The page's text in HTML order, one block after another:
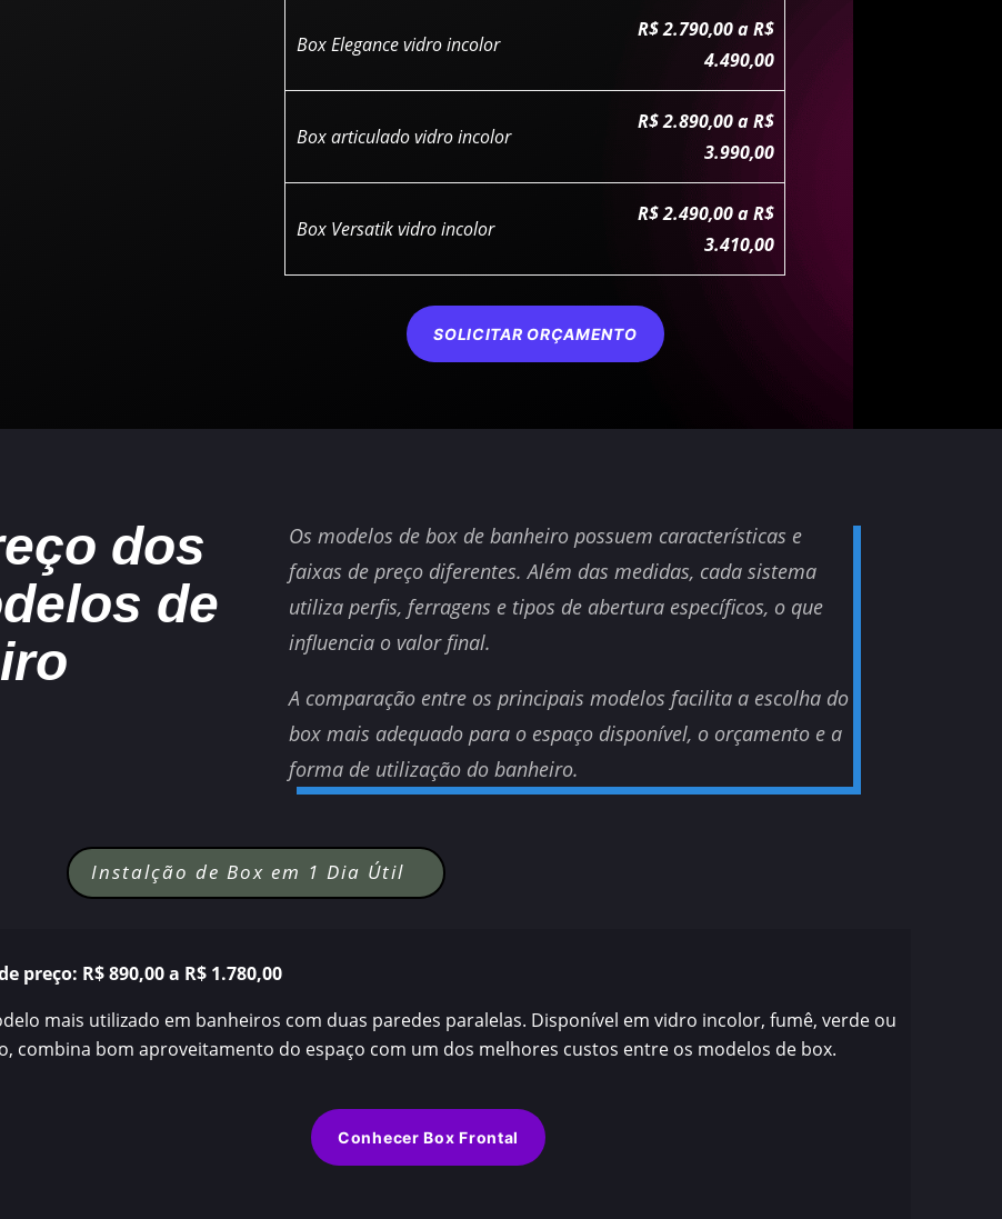
Box Elegance vidro incolor
R$ 2.790,00 a R$
4.490,00
Box articulado vidro incolor
R$ 2.890,00 a R$
3.990,00
Box Versatik vidro incolor
R$ 2.490,00 a R$
3.410,00
SOLICITAR ORÇAMENTO
dos
de
Os modelos de box de banheiro possuem características e
faixas de preço diferentes. Além das medidas, cada sistema
utiliza perfis, ferragens e tipos de abertura específicos, o que
influencia o valor final.
A comparação entre os principais modelos facilita a escolha do
box mais adequado para o espaço disponível, o orçamento e a
forma de utilização do banheiro.
Instalção de Box em 1 Dia Útil
preço: R$ 890,00 a R$ 1.780,00
mais utilizado em banheiros com duas paredes paralelas. Disponível em vidro incolor, fumê, verde ou
combina bom aproveitamento do espaço com um dos melhores custos entre os modelos de box.
Conhecer Box Frontal